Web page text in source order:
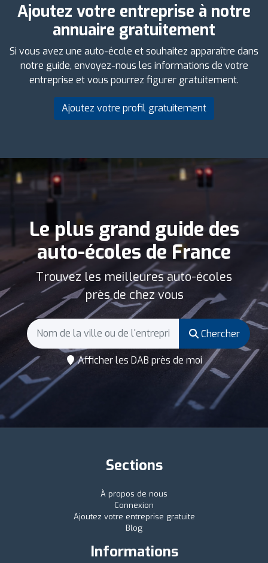
Ajoutez votre entreprise à notre
annuaire gratuitement
Si vous avez une auto-école et souhaitez apparaître dans
notre guide, envoyez-nous les informations de votre
entreprise et vous pourrez figurer gratuitement.
Ajoutez votre profil gratuitement
Le plus grand guide des
auto-écoles de France
Trouvez les meilleures auto-écoles
près de chez vous
Chercher
Afficher les DAB près de moi
Sections
À propos de nous
Connexion
Ajoutez votre entreprise gratuite
Blog
Informations